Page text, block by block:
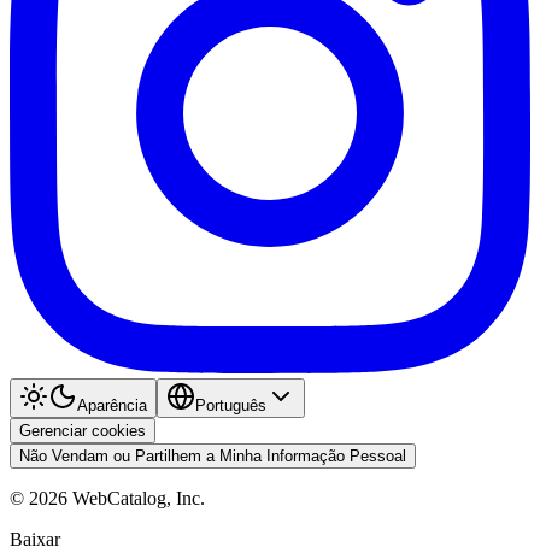
Aparência
Português
Gerenciar cookies
Não Vendam ou Partilhem a Minha Informação Pessoal
© 2026 WebCatalog, Inc.
Baixar